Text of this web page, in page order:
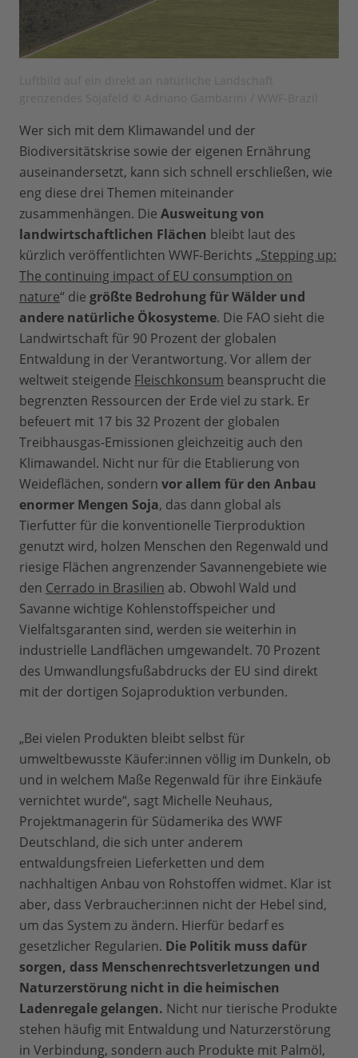
Wer sich mit dem Klimawandel und der
Biodiversitätskrise sowie der eigenen Ernährung
auseinandersetzt, kann sich schnell erschließen, wie
eng diese drei Themen miteinander
zusammenhängen. Die Ausweitung von
landwirtschaftlichen Flächen bleibt laut des
kürzlich veröffentlichten WWF-Berichts „Stepping up:
The continuing impact of EU consumption on
nature“ die größte Bedrohung für Wälder und
andere natürliche Ökosysteme. Die FAO sieht die
Landwirtschaft für 90 Prozent der globalen
Entwaldung in der Verantwortung. Vor allem der
weltweit steigende Fleischkonsum beansprucht die
begrenzten Ressourcen der Erde viel zu stark. Er
befeuert mit 17 bis 32 Prozent der globalen
Treibhausgas-Emissionen gleichzeitig auch den
Klimawandel. Nicht nur für die Etablierung von
Weideflächen, sondern vor allem für den Anbau
enormer Mengen Soja, das dann global als
Tierfutter für die konventionelle Tierproduktion
genutzt wird, holzen Menschen den Regenwald und
riesige Flächen angrenzender Savannengebiete wie
den Cerrado in Brasilien ab. Obwohl Wald und
Savanne wichtige Kohlenstoffspeicher und
Vielfaltsgaranten sind, werden sie weiterhin in
industrielle Landflächen umgewandelt. 70 Prozent
des Umwandlungsfußabdrucks der EU sind direkt
mit der dortigen Sojaproduktion verbunden.
„Bei vielen Produkten bleibt selbst für
umweltbewusste Käufer:innen völlig im Dunkeln, ob
und in welchem Maße Regenwald für ihre Einkäufe
vernichtet wurde“, sagt Michelle Neuhaus,
Projektmanagerin für Südamerika des WWF
Deutschland, die sich unter anderem
entwaldungsfreien Lieferketten und dem
nachhaltigen Anbau von Rohstoffen widmet. Klar ist
aber, dass Verbraucher:innen nicht der Hebel sind,
um das System zu ändern. Hierfür bedarf es
gesetzlicher Regularien. Die Politik muss dafür
sorgen, dass Menschenrechtsverletzungen und
Naturzerstörung nicht in die heimischen
Ladenregale gelangen. Nicht nur tierische Produkte
stehen häufig mit Entwaldung und Naturzerstörung
in Verbindung, sondern auch Produkte mit Palmöl,